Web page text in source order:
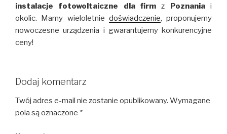
instalacje fotowoltaiczne dla firm z Poznaniai
okolic. Mamy wieloletnie doświadczenie, proponujemy
nowoczesne urządzenia i gwarantujemy konkurencyjne
ceny!
Dodaj komentarz
Twój adres e-mail nie zostanie opublikowany. Wymagane
pola są oznaczone *